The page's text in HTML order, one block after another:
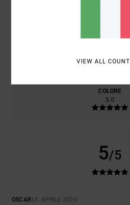
TROPPO PICCOLO
TROPPO GRANDE
COLORE
5.0
5/5
OSCAR15. APRILE 2026
VIEW ALL